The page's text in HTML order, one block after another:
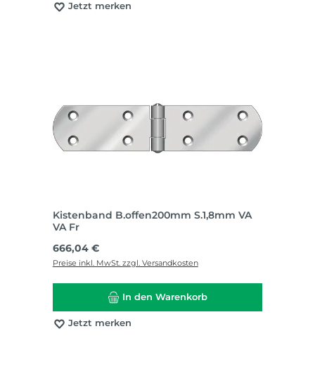
Jetzt merken
Kistenband B.offen200mm S.1,8mm VA
VA Fr
Regulärer Preis:
666,04 €
Preise inkl. MwSt. zzgl. Versandkosten
In den Warenkorb
Jetzt merken